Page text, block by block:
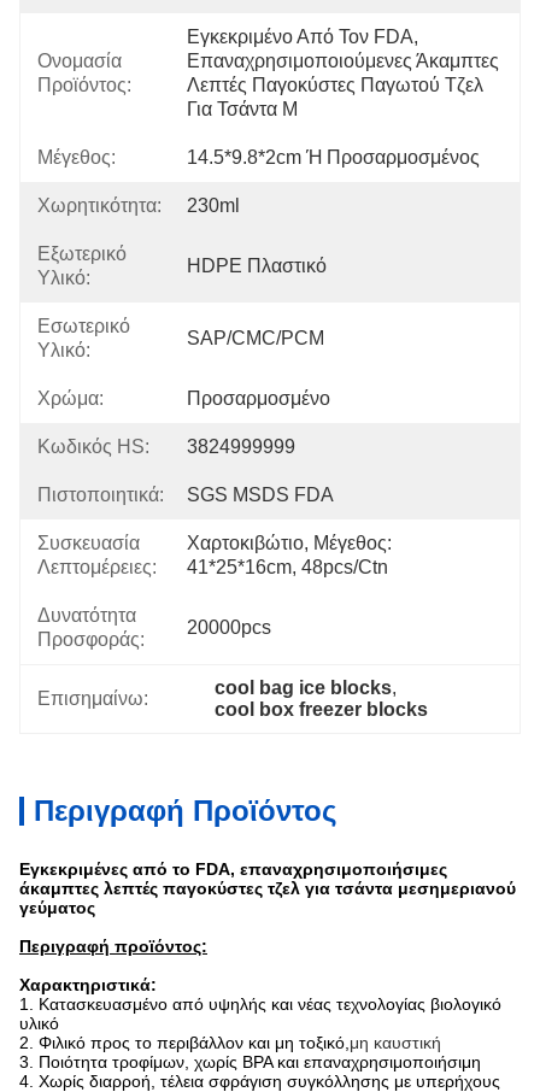
Ονομασία
Προϊόντος:
Εγκεκριμένο Από Τον FDA,
Επαναχρησιμοποιούμενες Άκαμπτες
Λεπτές Παγοκύστες Παγωτού Τζελ
Για Τσάντα Μ
Μέγεθος: 14.5*9.8*2cm Ή Προσαρμοσμένος
Χωρητικότητα: 230ml
Εξωτερικό
Υλικό:
HDPE Πλαστικό
Εσωτερικό
Υλικό:
SAP/CMC/PCM
Χρώμα: Προσαρμοσμένο
Κωδικός HS: 3824999999
Πιστοποιητικά: SGS MSDS FDA
Συσκευασία
Λεπτομέρειες:
Χαρτοκιβώτιο, Μέγεθος:
41*25*16cm, 48pcs/ctn
Δυνατότητα
Προσφοράς:
20000pcs
Επισημαίνω:
cool bag ice blocks,
cool box freezer blocks
Περιγραφή Προϊόντος
Εγκεκριμένες από το FDA, επαναχρησιμοποιήσιμες
άκαμπτες λεπτές παγοκύστες τζελ για τσάντα μεσημεριανού
γεύματος
Περιγραφή προϊόντος:
Χαρακτηριστικά:
1. Κατασκευασμένο από υψηλής και νέας τεχνολογίας βιολογικό
υλικό
2. Φιλικό προς το περιβάλλον και μη τοξικό, μη καυστική
3. Ποιότητα τροφίμων, χωρίς BPA και επαναχρησιμοποιήσιμη
4. Χωρίς διαρροή, τέλεια σφράγιση συγκόλλησης με υπερήχους